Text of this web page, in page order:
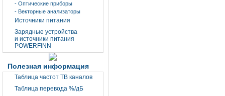
- Оптические приборы
- Векторные анализаторы
Источники питания
Зарядные устройства
и источники питания
POWERFINN
Полезная информация
Таблица частот ТВ каналов
Таблица перевода %/дБ